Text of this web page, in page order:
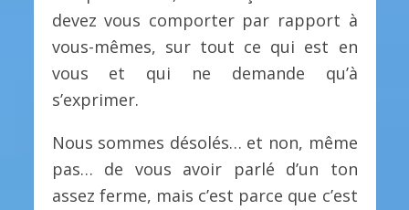
devez vous comporter par rapport à
vous-mêmes, sur tout ce qui est en
vous et qui ne demande qu’à
s’exprimer.
Nous sommes désolés… et non, même
pas… de vous avoir parlé d’un ton
assez ferme, mais c’est parce que c’est